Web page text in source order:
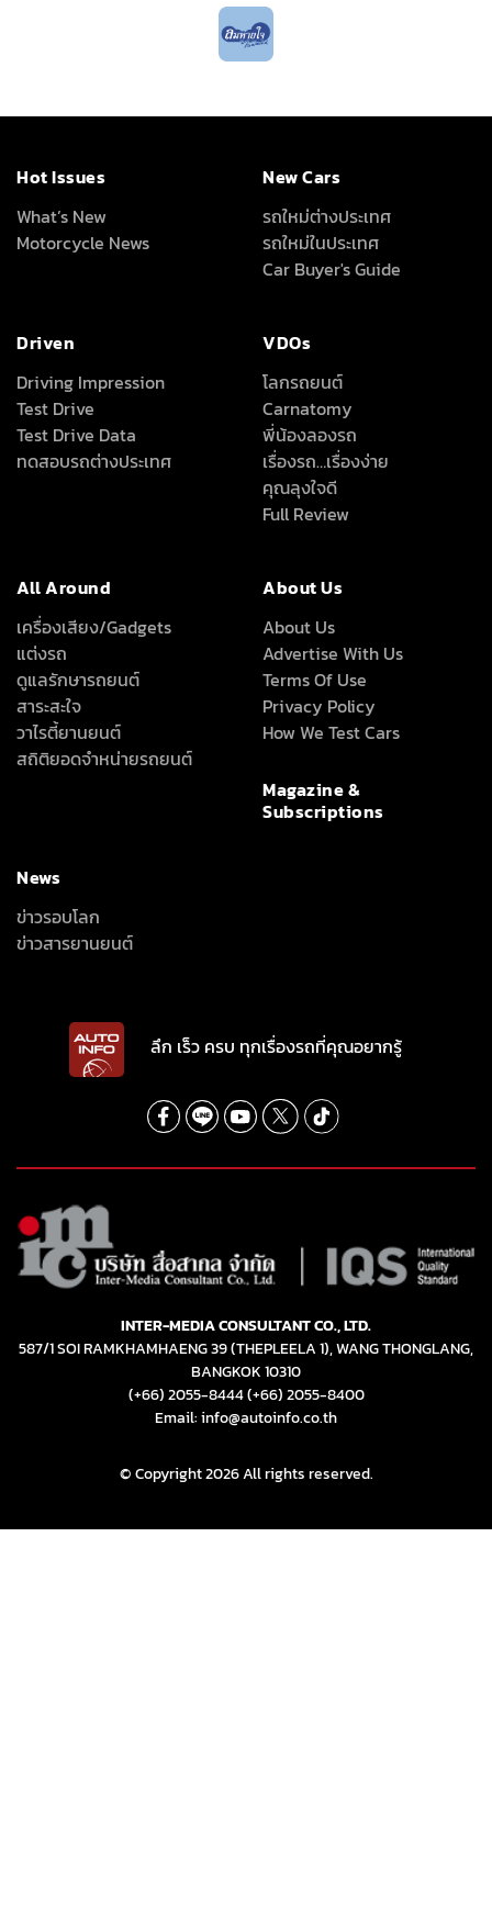
Hot Issues
What’s New
Motorcycle News
New Cars
รถใหม่ต่างประเทศ
รถใหม่ในประเทศ
Car Buyer's Guide
Driven
Driving Impression
Test Drive
Test Drive Data
ทดสอบรถต่างประเทศ
VDOs
โลกรถยนต์
Carnatomy
พี่น้องลองรถ
เรื่องรถ…เรื่องง่าย
คุณลุงใจดี
Full Review
All Around
เครื่องเสียง/Gadgets
แต่งรถ
ดูแลรักษารถยนต์
สาระสะใจ
วาไรตี้ยานยนต์
สถิติยอดจำหน่ายรถยนต์
About Us
About Us
Advertise With Us
Terms Of Use
Privacy Policy
How We Test Cars
Magazine &
Subscriptions
News
ข่าวรอบโลก
ข่าวสารยานยนต์
ลึก เร็ว ครบ ทุกเรื่องรถที่คุณอยากรู้
INTER-MEDIA CONSULTANT CO., LTD.
587/1 SOI RAMKHAMHAENG 39 (THEPLEELA 1), WANG THONGLANG,
BANGKOK 10310
(+66) 2055-8444(+66) 2055-8400
Email: info@autoinfo.co.th
© Copyright 2026 All rights reserved.